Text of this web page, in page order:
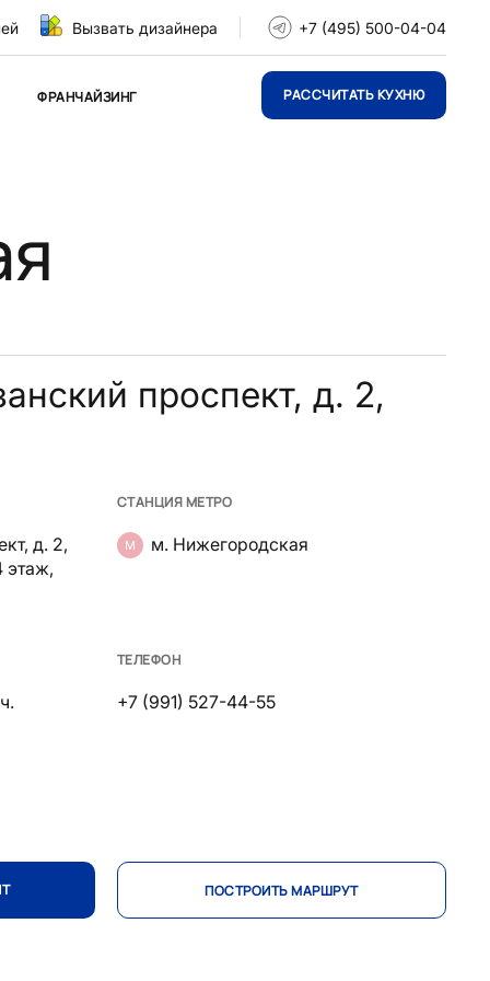
Вызвать дизайнера +7 (495) 500-04-04
ФРАНЧАЙЗИНГ РАССЧИТАТЬ КУХНЮ
проспект, д. 2,
д. 2,
этаж,
СТАНЦИЯ МЕТРО
м. Нижегородская
ТЕЛЕФОН
+7 (991) 527-44-55
ПОСТРОИТЬ МАРШРУТ